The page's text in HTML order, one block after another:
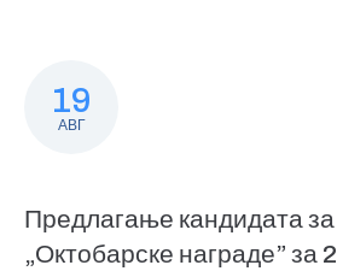
19
АВГ
Предлагање кандидата
„Октобарске награде” за